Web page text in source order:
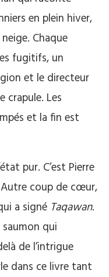
en plein hiver,
Chaque
fugitifs, un
et le directeur
crapule. Les
et la fin est
pur. C’est Pierre
coup de cœur,
a signé Taqawan.
qui
de l’intrigue
dans ce livre tant